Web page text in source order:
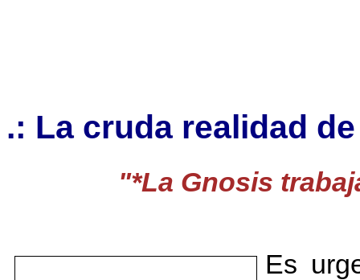
.: La cruda realidad
"*La Gnosis
Es